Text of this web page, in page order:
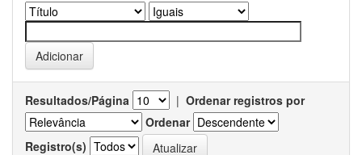
Resultados/Página | Ordenar registros por
Ordenar
Registro(s)